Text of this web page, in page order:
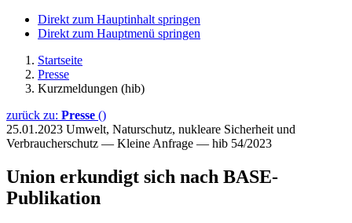
Direkt zum Hauptinhalt springen
Direkt zum Hauptmenü springen
Startseite
Presse
Kurzmeldungen (hib)
zurück zu: Presse ()
25.01.2023 Umwelt, Naturschutz, nukleare Sicherheit und
Verbraucherschutz — Kleine Anfrage — hib 54/2023
Union erkundigt sich nach BASE-
Publikation